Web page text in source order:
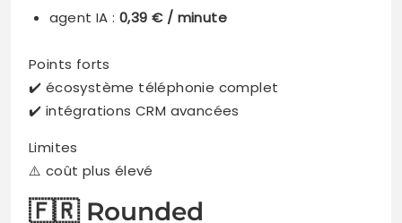
agent IA : 0,39 € / minute
Points forts
✔️ écosystème téléphonie complet
✔️ intégrations CRM avancées
Limites
⚠️ coût plus élevé
🇫🇷 Rounded